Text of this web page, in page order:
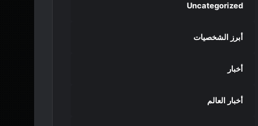
Uncategorized
أبرز الشخصيات
أخبار
أخبار العالم